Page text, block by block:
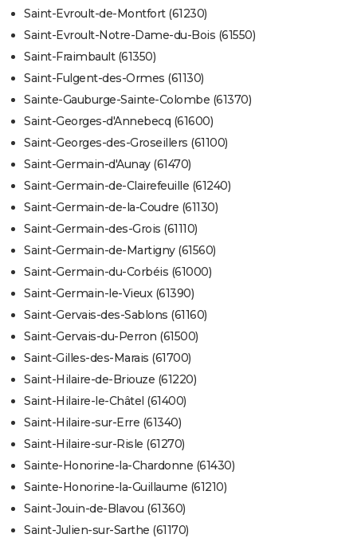
Saint-Evroult-de-Montfort (61230)
Saint-Evroult-Notre-Dame-du-Bois (61550)
Saint-Fraimbault (61350)
Saint-Fulgent-des-Ormes (61130)
Sainte-Gauburge-Sainte-Colombe (61370)
Saint-Georges-d'Annebecq (61600)
Saint-Georges-des-Groseillers (61100)
Saint-Germain-d'Aunay (61470)
Saint-Germain-de-Clairefeuille (61240)
Saint-Germain-de-la-Coudre (61130)
Saint-Germain-des-Grois (61110)
Saint-Germain-de-Martigny (61560)
Saint-Germain-du-Corbéis (61000)
Saint-Germain-le-Vieux (61390)
Saint-Gervais-des-Sablons (61160)
Saint-Gervais-du-Perron (61500)
Saint-Gilles-des-Marais (61700)
Saint-Hilaire-de-Briouze (61220)
Saint-Hilaire-le-Châtel (61400)
Saint-Hilaire-sur-Erre (61340)
Saint-Hilaire-sur-Risle (61270)
Sainte-Honorine-la-Chardonne (61430)
Sainte-Honorine-la-Guillaume (61210)
Saint-Jouin-de-Blavou (61360)
Saint-Julien-sur-Sarthe (61170)